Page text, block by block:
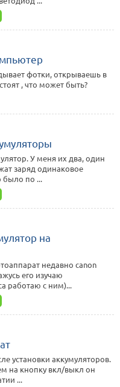
фотки, открываешь в
, что может быть?
У меня их два, один
заряд одинаковое
было по ...
на
недавно canon
его изучаю
работаю с ним)...
установки аккумуляторов.
на кнопку вкл/выкл он
...